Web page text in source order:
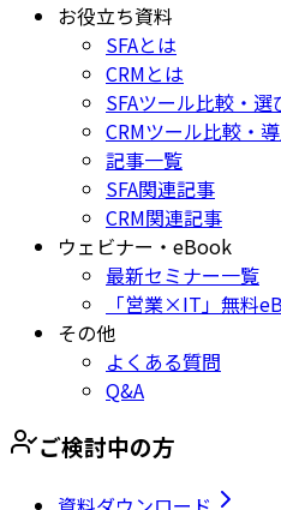
お役立ち資料
SFAとは
CRMとは
SFAツール比較・選
CRMツール比較・
記事一覧
SFA関連記事
CRM関連記事
ウェビナー・eBook
最新セミナー一覧
「営業×IT」無料
その他
よくある質問
Q&A
ご検討中の方